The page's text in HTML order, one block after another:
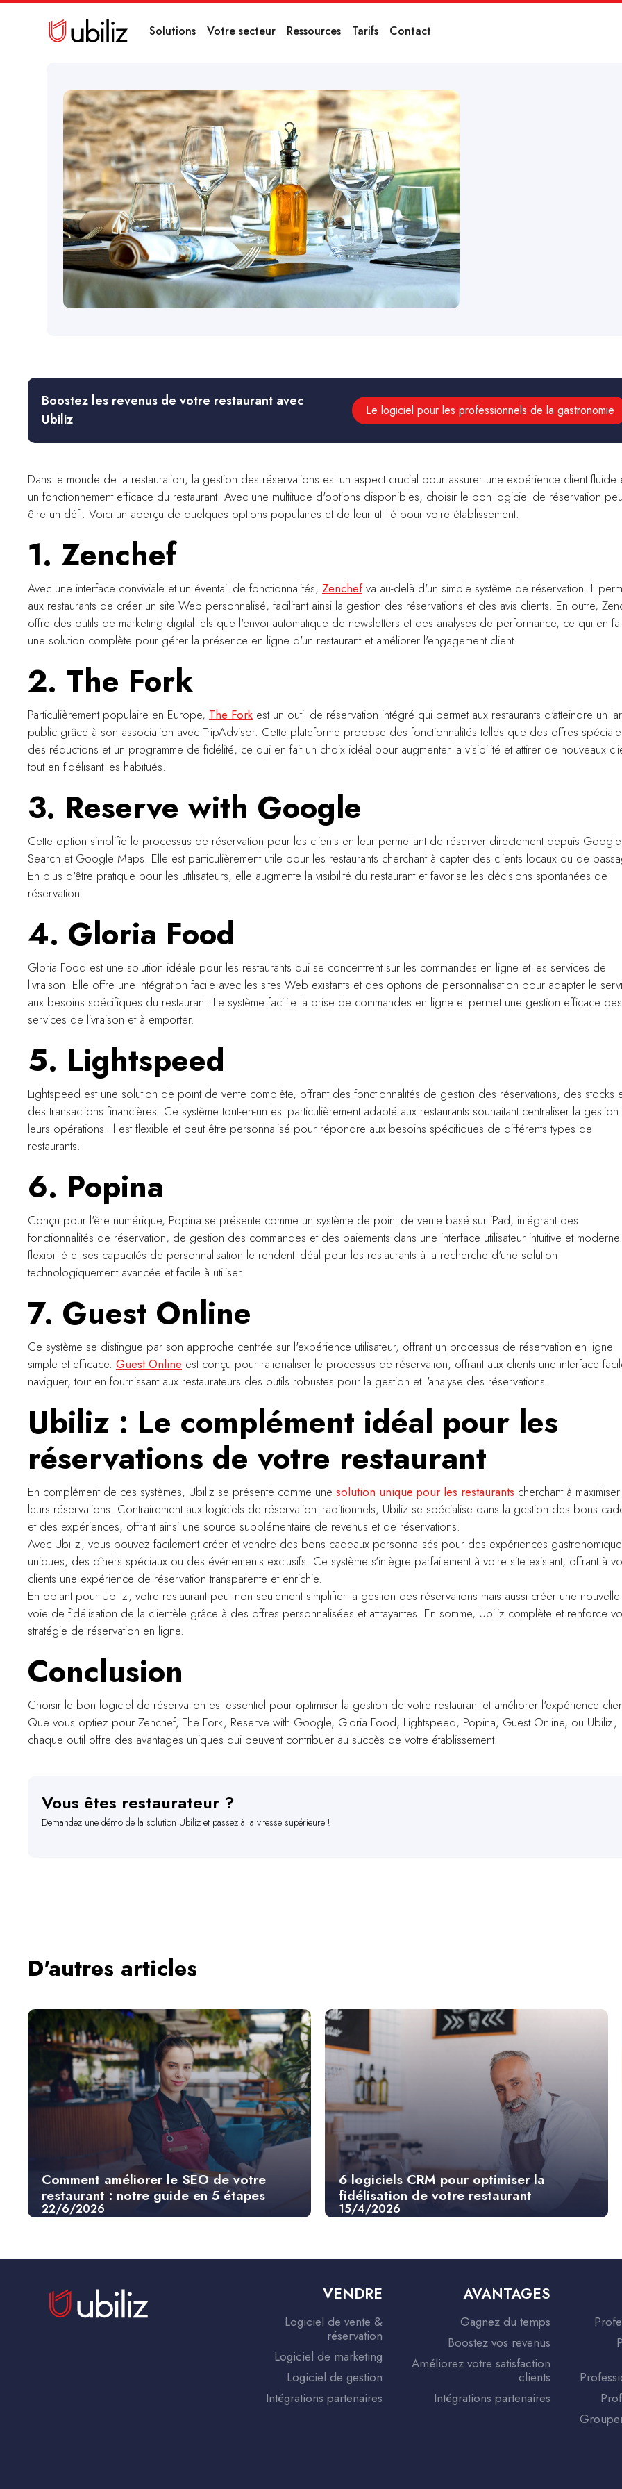
Solutions Votre secteur Ressources Tarifs Contact
20/11/2023
Dernière modification : 7/4/2025
Quel logiciel de réservation
utiliser pour mon restaurant
?
Découvrez le meilleur logiciel de réservation pour votre restaurant : Zenchef, The Fork,
Reserve with Google, Gloria Food, Lightspeed, Popina, Guest Online, et comment Ubiliz
enrichit votre stratégie.
LIRE L'ARTICLE
Boostez les revenus de votre restaurant avec
Ubiliz
Le logiciel pour les professionnels de la gastronomie
Dans le monde de la restauration, la gestion des réservations est un aspect crucial pour assurer une expérience client fluide
un fonctionnement efficace du restaurant. Avec une multitude d'options disponibles, choisir le bon logiciel de réservation
être un défi. Voici un aperçu de quelques options populaires et de leur utilité pour votre établissement.
1. Zenchef
Avec une interface conviviale et un éventail de fonctionnalités, Zenchefva au-delà d'un simple système de réservation. Il
aux restaurants de créer un site Web personnalisé, facilitant ainsi la gestion des réservations et des avis clients. En outre,
offre des outils de marketing digital tels que l'envoi automatique de newsletters et des analyses de performance, ce qui en
une solution complète pour gérer la présence en ligne d'un restaurant et améliorer l'engagement client.
2. The Fork
Particulièrement populaire en Europe, The Fork est un outil de réservation intégré qui permet aux restaurants d'atteindre un
public grâce à son association avec TripAdvisor. Cette plateforme propose des fonctionnalités telles que des offres
des réductions et un programme de fidélité, ce qui en fait un choix idéal pour augmenter la visibilité et attirer de nouveaux
tout en fidélisant les habitués.
3. Reserve with Google
Cette option simplifie le processus de réservation pour les clients en leur permettant de réserver directement depuis Google
Search et Google Maps. Elle est particulièrement utile pour les restaurants cherchant à capter des clients locaux ou de
En plus d'être pratique pour les utilisateurs, elle augmente la visibilité du restaurant et favorise les décisions spontanées de
réservation.
4. Gloria Food
Gloria Food est une solution idéale pour les restaurants qui se concentrent sur les commandes en ligne et les services de
livraison. Elle offre une intégration facile avec les sites Web existants et des options de personnalisation pour adapter le
aux besoins spécifiques du restaurant. Le système facilite la prise de commandes en ligne et permet une gestion efficace des
services de livraison et à emporter.
5. Lightspeed
Lightspeed est une solution de point de vente complète, offrant des fonctionnalités de gestion des réservations, des stocks
des transactions financières. Ce système tout-en-un est particulièrement adapté aux restaurants souhaitant centraliser la
leurs opérations. Il est flexible et peut être personnalisé pour répondre aux besoins spécifiques de différents types de
restaurants.
6. Popina
Conçu pour l'ère numérique, Popina se présente comme un système de point de vente basé sur iPad, intégrant des
fonctionnalités de réservation, de gestion des commandes et des paiements dans une interface utilisateur intuitive et
flexibilité et ses capacités de personnalisation le rendent idéal pour les restaurants à la recherche d'une solution
technologiquement avancée et facile à utiliser.
7. Guest Online
Ce système se distingue par son approche centrée sur l'expérience utilisateur, offrant un processus de réservation en ligne
simple et efficace. Guest Online est conçu pour rationaliser le processus de réservation, offrant aux clients une interface
naviguer, tout en fournissant aux restaurateurs des outils robustes pour la gestion et l'analyse des réservations.
Ubiliz : Le complément idéal pour les
réservations de votre restaurant
En complément de ces systèmes, Ubiliz se présente comme une solution unique pour les restaurants cherchant à maximiser
leurs réservations. Contrairement aux logiciels de réservation traditionnels, Ubiliz se spécialise dans la gestion des bons
et des expériences, offrant ainsi une source supplémentaire de revenus et de réservations.
Avec Ubiliz, vous pouvez facilement créer et vendre des bons cadeaux personnalisés pour des expériences
uniques, des dîners spéciaux ou des événements exclusifs. Ce système s'intègre parfaitement à votre site existant, offrant à
clients une expérience de réservation transparente et enrichie.
En optant pour Ubiliz, votre restaurant peut non seulement simplifier la gestion des réservations mais aussi créer une nouvelle
voie de fidélisation de la clientèle grâce à des offres personnalisées et attrayantes. En somme, Ubiliz complète et renforce
stratégie de réservation en ligne.
Conclusion
Choisir le bon logiciel de réservation est essentiel pour optimiser la gestion de votre restaurant et améliorer l'expérience
Que vous optiez pour Zenchef, The Fork, Reserve with Google, Gloria Food, Lightspeed, Popina, Guest Online, ou Ubiliz,
chaque outil offre des avantages uniques qui peuvent contribuer au succès de votre établissement.
Vous êtes restaurateur ?
Demandez une démo de la solution Ubiliz et passez à la vitesse supérieure !
D'autres articles
22/6/2026
Comment améliorer le SEO de votre
restaurant : notre guide en 5 étapes
15/4/2026
6 logiciels CRM pour optimiser la
fidélisation de votre restaurant
VENDRE
Logiciel de vente &
réservation
Logiciel de marketing
Logiciel de gestion
Intégrations partenaires
AVANTAGES
Gagnez du temps
Boostez vos revenus
Améliorez votre satisfaction
clients
Intégrations partenaires
Continuer sans accepter
On a attendu d'être sûrs que le contenu de ce site vous intéresse